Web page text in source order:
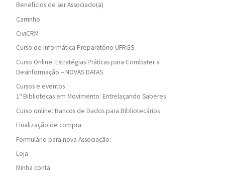
Benefícios de ser Associado(a)
Carrinho
CiviCRM
Curso de Informática Preparatório UFRGS
Curso Online: Estratégias Práticas para Combater a
Desinformação – NOVAS DATAS
Cursos e eventos
1º Bibliotecas em Movimento: Entrelaçando Saberes
Curso online: Bancos de Dados para Bibliotecários
Finalização de compra
Formulário para nova Associação:
Loja
Minha conta